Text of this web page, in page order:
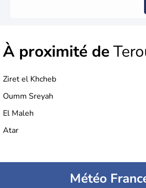
À proximité de
Ziret el Khcheb
Oumm Sreyah
El Maleh
Atar
Météo